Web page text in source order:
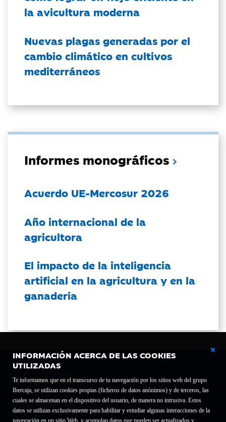
INFORMACIÓN ACERCA DE LAS COOKIES
UTILIZADAS
Te informamos que en el transcurso de tu navegación por los sitios web del grupo
Ibercaja, se utilizan cookies propias (ficheros de datos anónimos) y de terceros, las
cuales se almacenan en el dispositivo del usuario, de manera no intrusiva. Estos
datos se utilizan exclusivamente para habilitar y estudiar algunas interacciones de la
navegación en un sitio Web, y acumulan datos que pueden ser actualizados y
la avicultura moderna
Nuevas plagas generadas por el
cambio climático en cultivos
mediterráneos
Informes monográficos
Acuerdo UE-Mercosur 2026
Año internacional de la
agricultora
El impacto de la inteligencia
artificial en la agricultura y en la
ganadería
Fundación Bancaria Ibercaja C.I.F. G-50000652.
Inscrita en el Registro de Fundaciones del Mº de Educación, Cultura y Deporte con el nº